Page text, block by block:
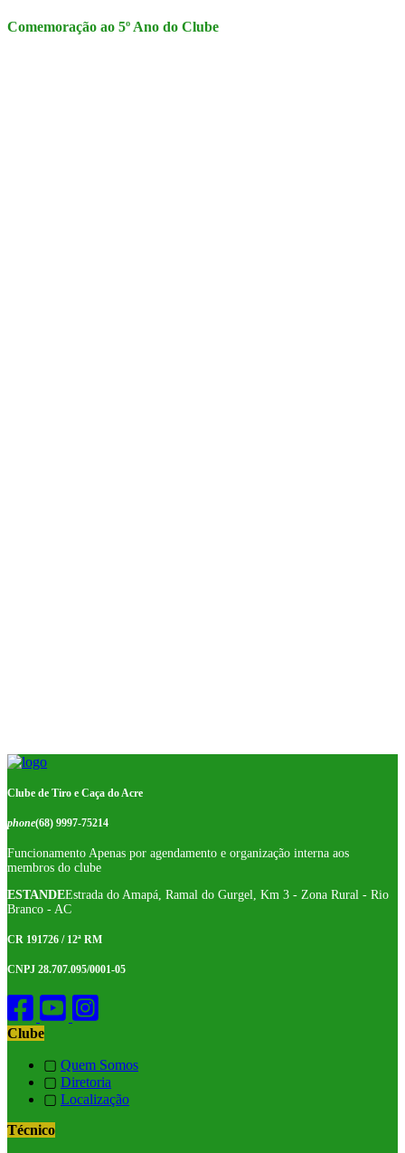
Comemoração ao 5º Ano do Clube
Clube de Tiro e Caça do Acre
phone(68) 9997-75214
Funcionamento Apenas por agendamento e organização interna aos
membros do clube
ESTANDEEstrada do Amapá, Ramal do Gurgel, Km 3 - Zona Rural - Rio
Branco - AC
CR 191726 / 12ª RM
CNPJ 28.707.095/0001-05
Clube
▢ Quem Somos
▢ Diretoria
▢ Localização
Técnico